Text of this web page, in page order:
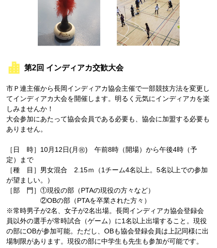
第2回 インディアカ交歓大会
市Ｐ連主催から長岡インディアカ協会主催で一部競技方法を変更し
てインディアカ大会を開催します。明るく元気にインディアカを楽
しみませんか！
大会参加にあたって協会会員である必要も、協会に加盟する必要も
ありません。
［日 時］10月12日(月㊗) 午前8時（開場）から午後4時（予
定）まで
［種 目］男女混合 2.15ｍ（1チーム4名以上。5名以上での参加
が望ましい。）
［部 門］①現役の部（PTAの現役の方々など）
②OBの部（PTAを卒業された方々）
※常時男子が2名、女子が2名出場。長岡インディアカ協会登録会
員以外の選手が常時試合（ゲーム）に1名以上出場すること。現役
の部にOBが参加可能。ただし、OBも協会登録会員は上記同様に出
場制限があります。現役の部に中学生も先生も参加が可能です。